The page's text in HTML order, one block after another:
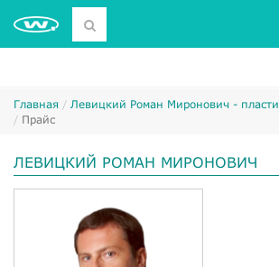
Главная
Левицкий Роман Миронович -
Прайс
ЛЕВИЦКИЙ РОМАН МИРОНОВИЧ